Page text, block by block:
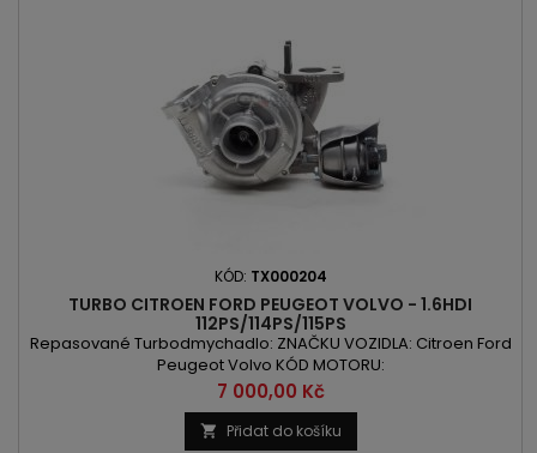
KÓD: TX000204
TURBO CITROEN FORD PEUGEOT VOLVO - 1.6HDI
112PS/114PS/115PS
Repasované Turbodmychadlo: ZNAČKU VOZIDLA: Citroen Ford
Peugeot Volvo KÓD MOTORU:
9HD/9HL/9HR/DV6C/D4162T/DV6CTED/T1BB/T1BC/T1DA/T1DB/
OBSAH: 1560ccm 1.6HDI VÝKON: 82kW/112PS / 84kW/114PS /
84kW/115PS ROK VÝROBY: 2009 -
Cena
7 000,00 Kč
 Přidat do košíku